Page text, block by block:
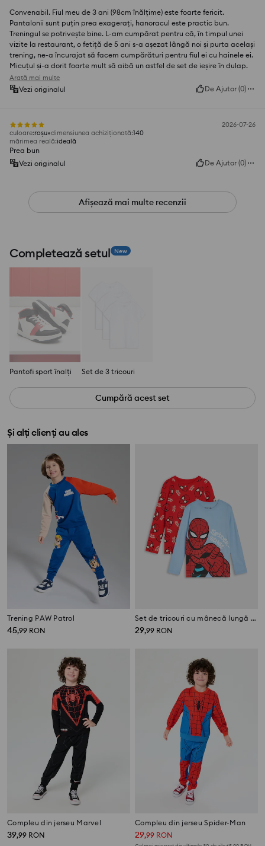
Convenabil. Fiul meu de 3 ani (98cm înălțime) este foarte fericit.
Pantalonii sunt puțin prea exagerați, hanoracul este practic bun.
Treningul se potrivește bine. L-am cumpărat pentru că, în timpul unei
vizite la restaurant, o fetiță de 5 ani s-a așezat lângă noi și purta același
trening, ne-a încurajat să facem cumpărături pentru fiul ei cu hainele ei.
Micuțul și-a dorit foarte mult să aibă un astfel de set de ieșire în dulap.
Arată mai multe
Vezi originalul De Ajutor (0)
2026-07-26
culoare:roșu dimensiunea achiziționată:140
mărimea reală:ideală
Prea bun
Vezi originalul
De Ajutor (0)
Afișează mai multe recenzii
Completează setul New
Pantofi sport înalți Set de 3 tricouri
Cumpără acest set
Și alți clienți au ales
Trening PAW Patrol
45,99 RON
Set de tricouri cu mânecă lungă Spider-Man, 2 pack
29,99 RON
Compleu din jerseu Marvel
39,99 RON
Compleu din jerseu Spider-Man
29,99 RON